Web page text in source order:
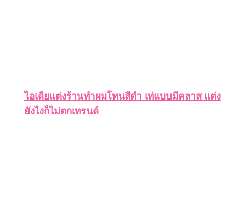
ไอเดียแต่งร้านทำผมโทนสีดำ เท่แบบมีคลาส แต่ง
ยังไงก็ไม่ตกเทรนด์